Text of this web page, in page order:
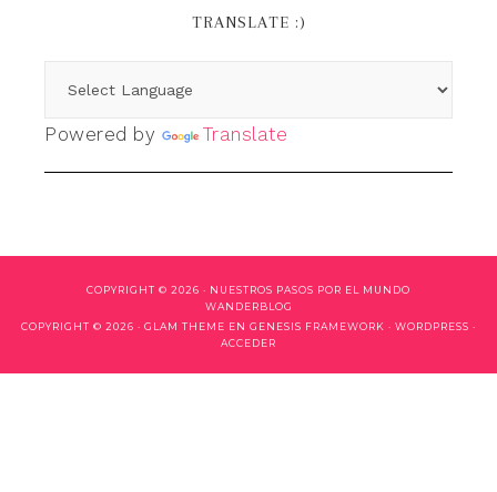
TRANSLATE :)
Powered by Translate
COPYRIGHT © 2026 · NUESTROS PASOS POR EL MUNDO
WANDERBLOG
COPYRIGHT © 2026 · GLAM THEME EN GENESIS FRAMEWORK · WORDPRESS ·
ACCEDER